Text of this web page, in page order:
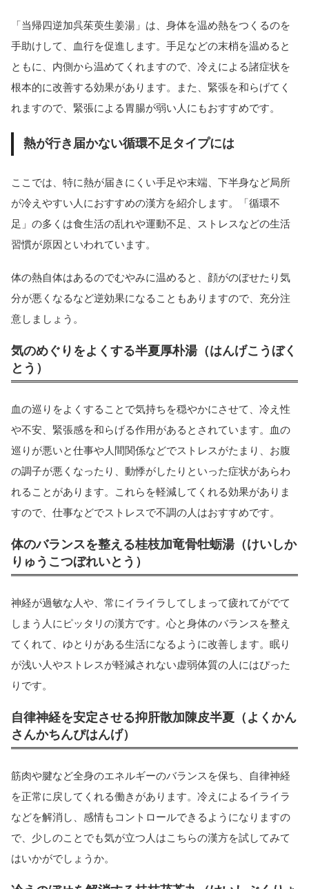
「当帰四逆加呉茱萸生姜湯」は、身体を温め熱をつくるのを
手助けして、血行を促進します。手足などの末梢を温めると
ともに、内側から温めてくれますので、冷えによる諸症状を
根本的に改善する効果があります。また、緊張を和らげてく
れますので、緊張による胃腸が弱い人にもおすすめです。
熱が行き届かない循環不足タイプには
ここでは、特に熱が届きにくい手足や末端、下半身など局所
が冷えやすい人におすすめの漢方を紹介します。「循環不
足」の多くは食生活の乱れや運動不足、ストレスなどの生活
習慣が原因といわれています。
体の熱自体はあるのでむやみに温めると、顔がのぼせたり気
分が悪くなるなど逆効果になることもありますので、充分注
意しましょう。
気のめぐりをよくする半夏厚朴湯（はんげこうぼく
とう）
血の巡りをよくすることで気持ちを穏やかにさせて、冷え性
や不安、緊張感を和らげる作用があるとされています。血の
巡りが悪いと仕事や人間関係などでストレスがたまり、お腹
の調子が悪くなったり、動悸がしたりといった症状があらわ
れることがあります。これらを軽減してくれる効果がありま
すので、仕事などでストレスで不調の人はおすすめです。
体のバランスを整える桂枝加竜骨牡蛎湯（けいしか
りゅうこつぼれいとう）
神経が過敏な人や、常にイライラしてしまって疲れてがでて
しまう人にピッタリの漢方です。心と身体のバランスを整え
てくれて、ゆとりがある生活になるように改善します。眠り
が浅い人やストレスが軽減されない虚弱体質の人にはぴった
りです。
自律神経を安定させる抑肝散加陳皮半夏（よくかん
さんかちんぴはんげ）
筋肉や腱など全身のエネルギーのバランスを保ち、自律神経
を正常に戻してくれる働きがあります。冷えによるイライラ
などを解消し、感情もコントロールできるようになりますの
で、少しのことでも気が立つ人はこちらの漢方を試してみて
はいかがでしょうか。